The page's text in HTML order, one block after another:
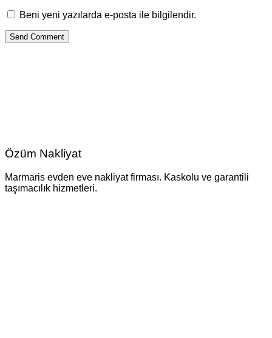
Beni yeni yazılarda e-posta ile bilgilendir.
Özüm Nakliyat
Marmaris evden eve nakliyat firması. Kaskolu ve garantili
taşımacılık hizmetleri.